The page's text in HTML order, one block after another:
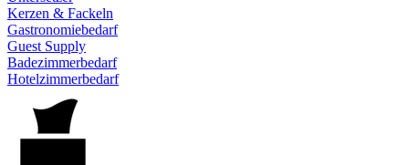
Kerzen & Fackeln
Gastronomiebedarf
Guest Supply
Badezimmerbedarf
Hotelzimmerbedarf